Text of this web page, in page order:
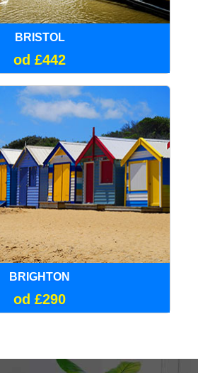
BRISTOL
od £442
BRIGHTON
od £290